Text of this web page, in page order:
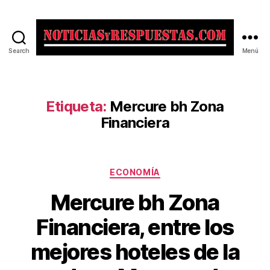
Search Menú
Etiqueta: Mercure bh Zona
Financiera
Categorías
ECONOMÍA
Mercure bh Zona
Financiera, entre los
mejores hoteles de la